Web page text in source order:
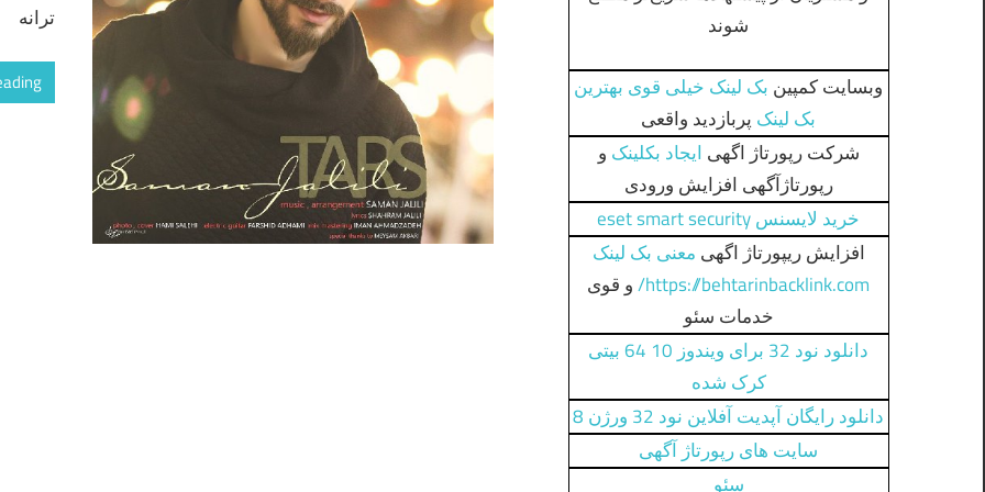
ترانه
شوند
وبسایت کمپین بک لینک خیلی قوی بهترین
بک لینک پربازدید واقعی
شرکت رپورتاژ اگهی ایجاد بکلینک و
رپورتاژآگهی افزایش ورودی
خرید لایسنس eset smart security
افزایش ریپورتاژ اگهی معنی بک لینک
https://behtarinbacklink.com/ و قوی
خدمات سئو
دانلود نود 32 برای ویندوز 10 64 بیتی
کرک شده
دانلود رایگان آپدیت آفلاین نود 32 ورژن 8
سایت های رپورتاژ آگهی
سئو